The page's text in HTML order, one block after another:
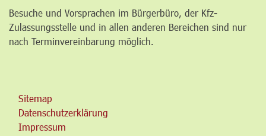
Besuche und Vorsprachen im Bürgerbüro, der Kfz-
Zulassungsstelle und in allen anderen Bereichen sind nur
nach Terminvereinbarung möglich.
Sitemap
Datenschutzerklärung
Impressum